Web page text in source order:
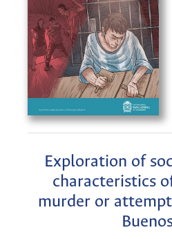
Exploration of
characteristics
murder or